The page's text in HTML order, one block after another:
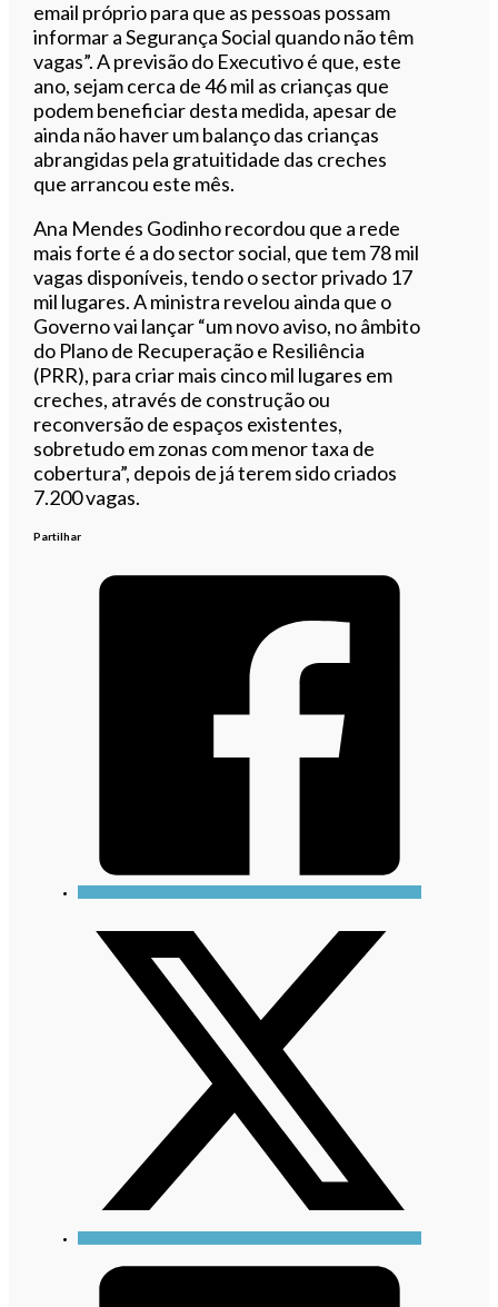
email próprio para que as pessoas possam
informar a Segurança Social quando não têm
vagas”. A previsão do Executivo é que, este
ano, sejam cerca de 46 mil as crianças que
podem beneficiar desta medida, apesar de
ainda não haver um balanço das crianças
abrangidas pela gratuitidade das creches
que arrancou este mês.
Ana Mendes Godinho recordou que a rede
mais forte é a do sector social, que tem 78 mil
vagas disponíveis, tendo o sector privado 17
mil lugares. A ministra revelou ainda que o
Governo vai lançar “um novo aviso, no âmbito
do Plano de Recuperação e Resiliência
(PRR), para criar mais cinco mil lugares em
creches, através de construção ou
reconversão de espaços existentes,
sobretudo em zonas com menor taxa de
cobertura”, depois de já terem sido criados
7.200 vagas.
Partilhar